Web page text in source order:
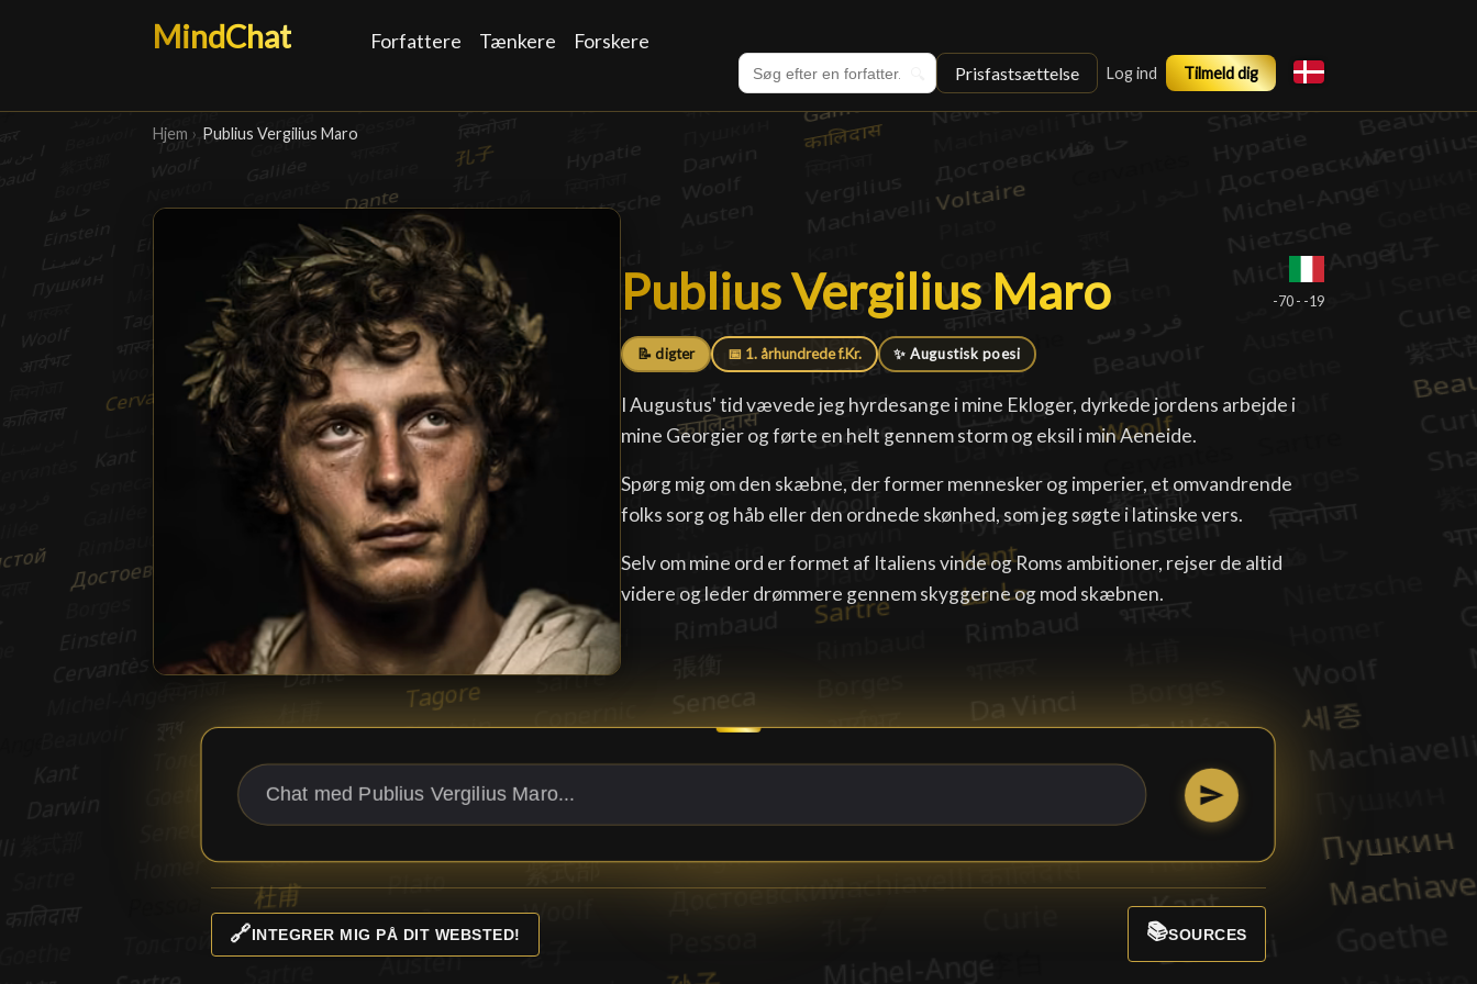
MindChat Forfattere Tænkere Forskere
Prisfastsættelse Log ind Tilmeld dig
Hjem › Publius Vergilius Maro
Publius Vergilius Maro
Publius Vergilius Maro -70 - -19
📝 digter 📅 1. århundrede f.Kr. ✨ Augustisk poesi
I Augustus' tid vævede jeg hyrdesange i mine Ekloger, dyrkede jordens arbejde i
mine Georgier og førte en helt gennem storm og eksil i min Aeneide.
Spørg mig om den skæbne, der former mennesker og imperier, et omvandrende
folks sorg og håb eller den ordnede skønhed, som jeg søgte i latinske vers.
Selv om mine ord er formet af Italiens vinde og Roms ambitioner, rejser de altid
videre og leder drømmere gennem skyggerne og mod skæbnen.
🔗INTEGRER MIG PÅ DIT WEBSTED! 📚SOURCES